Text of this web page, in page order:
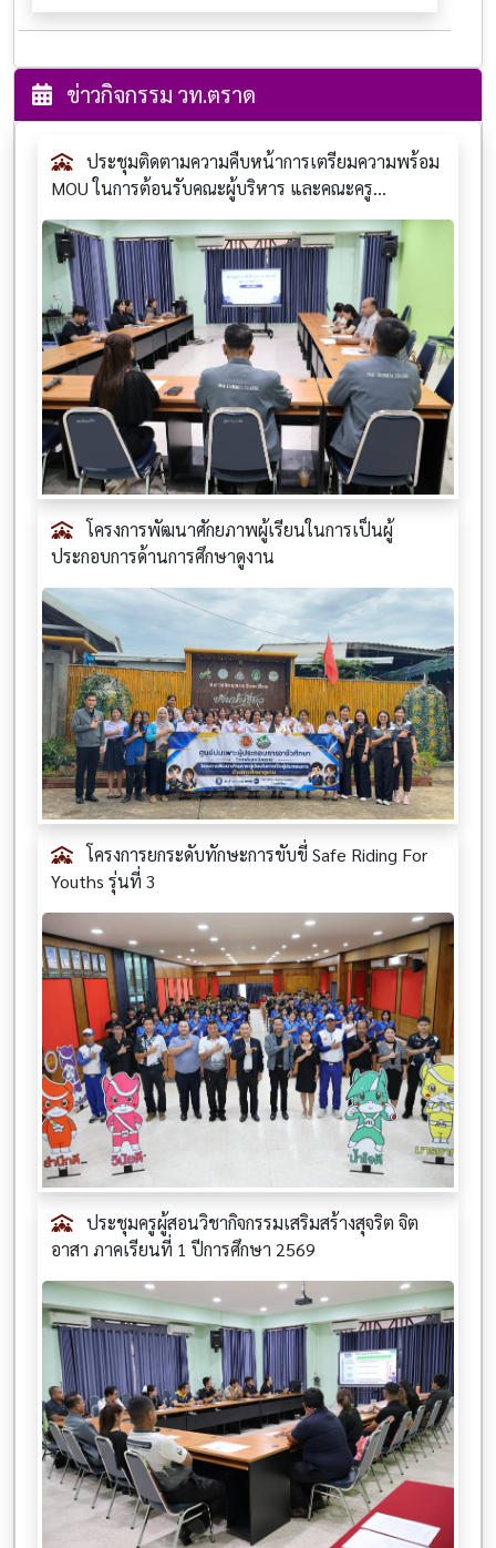
ข่าวกิจกรรม วท.ตราด
ประชุมติดตามความคืบหน้าการเตรียมความพร้อม
MOU ในการต้อนรับคณะผู้บริหาร และคณะครู...
โครงการพัฒนาศักยภาพผู้เรียนในการเป็นผู้
ประกอบการด้านการศึกษาดูงาน
โครงการยกระดับทักษะการขับขี่ Safe Riding For
Youths รุ่นที่ 3
ประชุมครูผู้สอนวิชากิจกรรมเสริมสร้างสุจริต จิต
อาสา ภาคเรียนที่ 1 ปีการศึกษา 2569